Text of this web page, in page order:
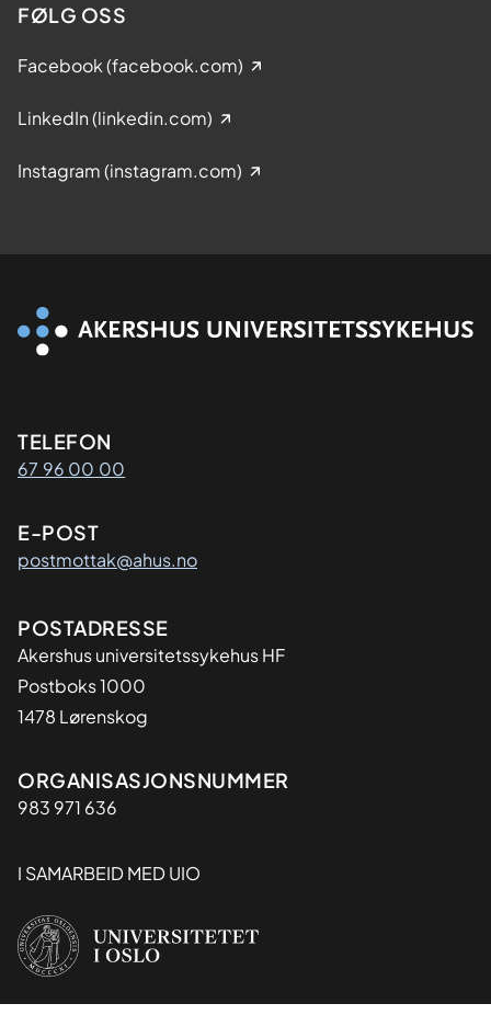
FØLG OSS
Facebook (facebook.com)
LinkedIn (linkedin.com)
Instagram (instagram.com)
Kontaktinformasjon
TELEFON
67 96 00 00
E-POST
postmottak@ahus.no
Adresse
POSTADRESSE
Akershus universitetssykehus HF
Postboks 1000
1478 Lørenskog
Organisasjon
ORGANISASJONSNUMMER
983 971 636
I SAMARBEID MED UIO